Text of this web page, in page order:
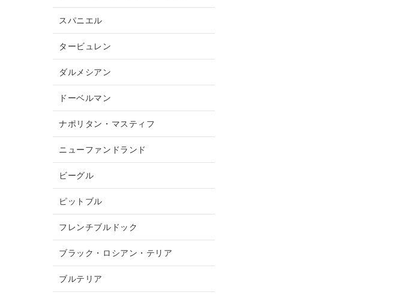
スパニエル
タービュレン
ダルメシアン
ドーベルマン
ナポリタン・マスティフ
ニューファンドランド
ビーグル
ピットブル
フレンチブルドック
ブラック・ロシアン・テリア
ブルテリア